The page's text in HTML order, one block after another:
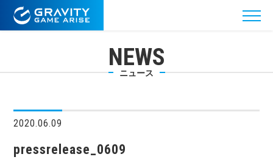
NEWS
ニュース
2020.06.09
pressrelease_0609